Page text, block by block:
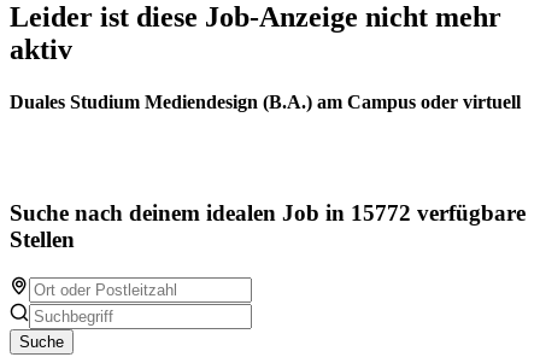
Leider ist diese Job-Anzeige nicht mehr
aktiv
Duales Studium Mediendesign (B.A.) am Campus oder virtuell
Suche nach deinem idealen Job in 15772 verfügbare
Stellen
Suche